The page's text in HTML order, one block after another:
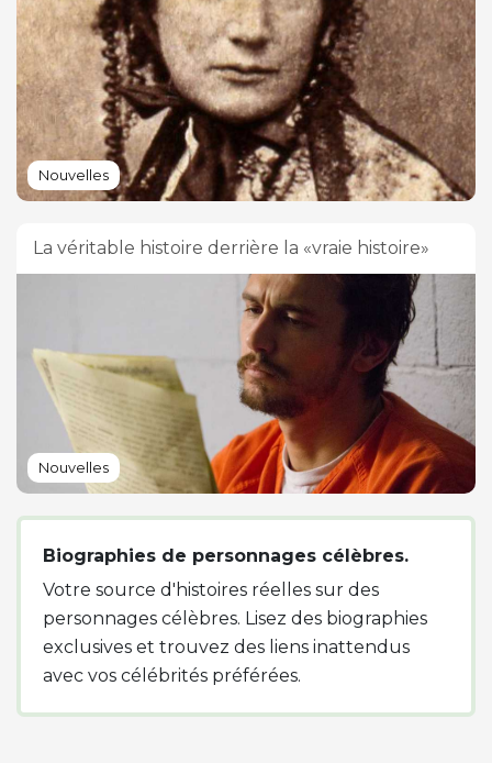
Nouvelles
La véritable histoire derrière la «vraie histoire»
Nouvelles
Biographies de personnages célèbres.
Votre source d'histoires réelles sur des
personnages célèbres. Lisez des biographies
exclusives et trouvez des liens inattendus
avec vos célébrités préférées.